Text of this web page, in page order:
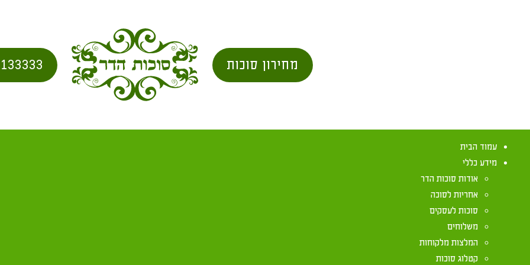
מחירון סוכות
עמוד הבית
מידע כללי
אודות סוכות הדר
אחריות לסוכה
סוכות לעסקים
משלוחים
המלצות מלקוחות
קטלוג סוכות